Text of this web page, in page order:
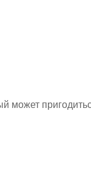
может